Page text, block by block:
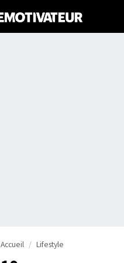
Accueil Lifestyle